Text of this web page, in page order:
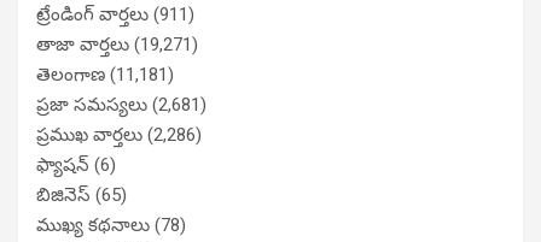
ట్రేండింగ్ వార్తలు (911)
తాజా వార్తలు (19,271)
తెలంగాణ (11,181)
ప్రజా సమస్యలు (2,681)
ప్రముఖ వార్తలు (2,286)
ఫ్యాషన్ (6)
బిజినెస్ (65)
ముఖ్య కథనాలు (78)